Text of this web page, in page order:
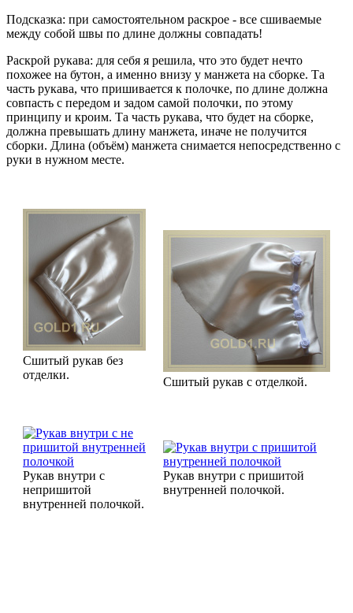
Подсказка: при самостоятельном раскрое - все сшиваемые
между собой швы по длине должны совпадать!
Раскрой рукава: для себя я решила, что это будет нечто
похожее на бутон, а именно внизу у манжета на сборке. Та
часть рукава, что пришивается к полочке, по длине должна
совпасть с передом и задом самой полочки, по этому
принципу и кроим. Та часть рукава, что будет на сборке,
должна превышать длину манжета, иначе не получится
сборки. Длина (объём) манжета снимается непосредственно с
руки в нужном месте.
Сшитый рукав без
отделки.
Сшитый рукав с отделкой.
Рукав внутри с
непришитой
внутренней полочкой.
Рукав внутри с пришитой
внутренней полочкой.